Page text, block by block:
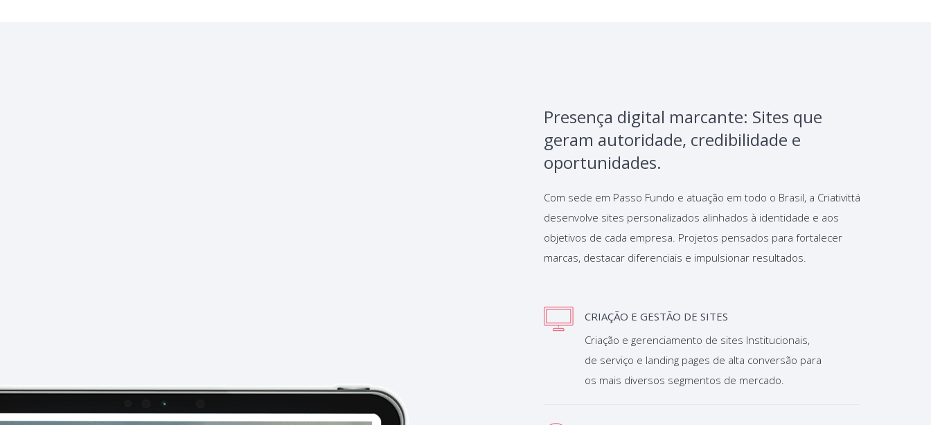
Presença digital marcante: Sites que
geram autoridade, credibilidade e
oportunidades.
Com sede em Passo Fundo e atuação em todo o Brasil, a Criativittá
desenvolve sites personalizados alinhados à identidade e aos
objetivos de cada empresa. Projetos pensados para fortalecer
marcas, destacar diferenciais e impulsionar resultados.
CRIAÇÃO E GESTÃO DE SITES
Criação e gerenciamento de sites Institucionais,
de serviço e landing pages de alta conversão para
os mais diversos segmentos de mercado.